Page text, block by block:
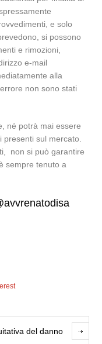
e solo
si possono
e rimozioni,
e-mail
alla
non sono stati
né potrà mai essere
presenti sul mercato.
non si può garantire
sempre tenuto a
del danno